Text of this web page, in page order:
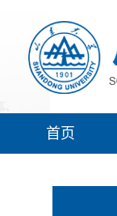
首页